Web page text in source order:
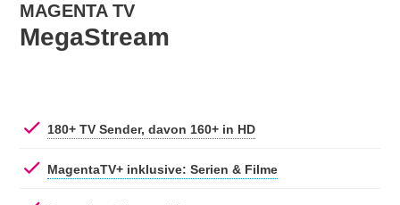
MAGENTA TV
MegaStream
180+ TV Sender, davon 160+ in HD
MagentaTV+ inklusive: Serien & Filme